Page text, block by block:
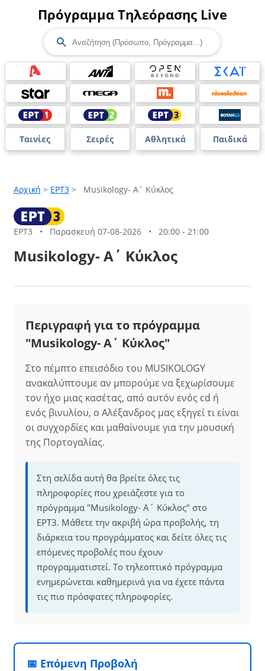
Πρόγραμμα Τηλεόρασης Live
Ταινίες Σειρές Αθλητικά Παιδικά
Αρχική > ΕΡΤ3 > Musikology- Α΄ Κύκλος
ΕΡΤ3 • Παρασκευή 07-08-2026 • 20:00 - 21:00
Musikology- Α΄ Κύκλος
Περιγραφή για το πρόγραμμα
"Musikology- Α΄ Κύκλος"
Στο πέμπτο επεισόδιο του MUSΙΚΟLOGY
ανακαλύπτουμε αν μπορούμε να ξεχωρίσουμε
τον ήχο μιας κασέτας, από αυτόν ενός cd ή
ενός βινυλίου, ο Αλέξανδρος μας εξηγεί τι είναι
οι συγχορδίες και μαθαίνουμε για την μουσική
της Πορτογαλίας.
Στη σελίδα αυτή θα βρείτε όλες τις
πληροφορίες που χρειάζεστε για το
πρόγραμμα "Musikology- Α΄ Κύκλος" στο
ΕΡΤ3. Μάθετε την ακριβή ώρα προβολής, τη
διάρκεια του προγράμματος και δείτε όλες τις
επόμενες προβολές που έχουν
προγραμματιστεί. Το τηλεοπτικό πρόγραμμα
ενημερώνεται καθημερινά για να έχετε πάντα
τις πιο πρόσφατες πληροφορίες.
📅 Επόμενη Προβολή